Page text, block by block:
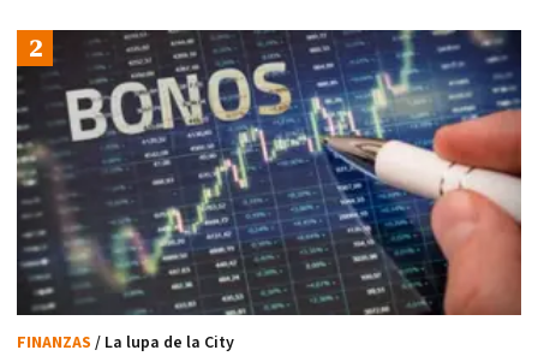
FINANZAS / La lupa de la City